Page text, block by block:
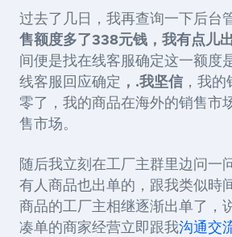
过去了几日，我再查询一下后台
售额度多了338元钱，我有点儿
间便是找在线客服确定这一额度
线客服回应确定 ，.我坚信 ，我
零了，我的商品在海外的销售市
售市场。
随后我立刻在工厂主群里边问一
有人商品也出单的，跟我类似時
商品的工厂主相继逐渐出单了，
凑单的商家经营立即跟我沟通交